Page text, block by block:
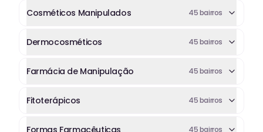
Cosméticos Manipulados 45bairros
Dermocosméticos 45bairros
Farmácia de Manipulação 45bairros
Fitoterápicos 45bairros
Formas Farmacêuticas 45bairros